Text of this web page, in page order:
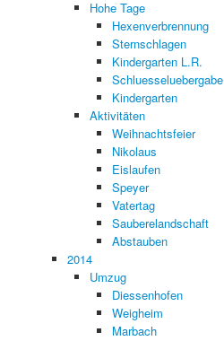
Hohe Tage
Hexenverbrennung
Sternschlagen
Kindergarten L.R.
Schluesseluebergabe
Kindergarten
Aktivitäten
Weihnachtsfeier
Nikolaus
Eislaufen
Speyer
Vatertag
Sauberelandschaft
Abstauben
2014
Umzug
Diessenhofen
Weigheim
Marbach